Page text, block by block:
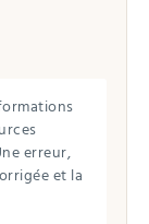
erreur,
et la